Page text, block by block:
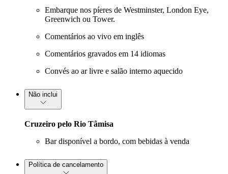
Embarque nos píeres de Westminster, London Eye,
Greenwich ou Tower.
Comentários ao vivo em inglês
Comentários gravados em 14 idiomas
Convés ao ar livre e salão interno aquecido
Não inclui
Cruzeiro pelo Rio Tâmisa
Bar disponível a bordo, com bebidas à venda
Política de cancelamento